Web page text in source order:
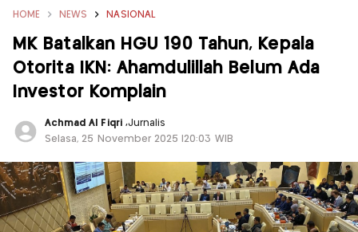
HOME NEWS NASIONAL
MK Batalkan HGU 190 Tahun, Kepala
Otorita IKN: Ahamdulillah Belum Ada
Investor Komplain
Achmad Al Fiqri ,Jurnalis
Selasa, 25 November 2025 |20:03 WIB